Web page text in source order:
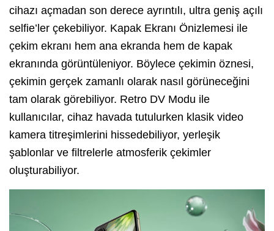
cihazı açmadan son derece ayrıntılı, ultra geniş açılı
selfie’ler çekebiliyor. Kapak Ekranı Önizlemesi ile
çekim ekranı hem ana ekranda hem de kapak
ekranında görüntüleniyor. Böylece çekimin öznesi,
çekimin gerçek zamanlı olarak nasıl görüneceğini
tam olarak görebiliyor. Retro DV Modu ile
kullanıcılar, cihaz havada tutulurken klasik video
kamera titreşimlerini hissedebiliyor, yerleşik
şablonlar ve filtrelerle atmosferik çekimler
oluşturabiliyor.